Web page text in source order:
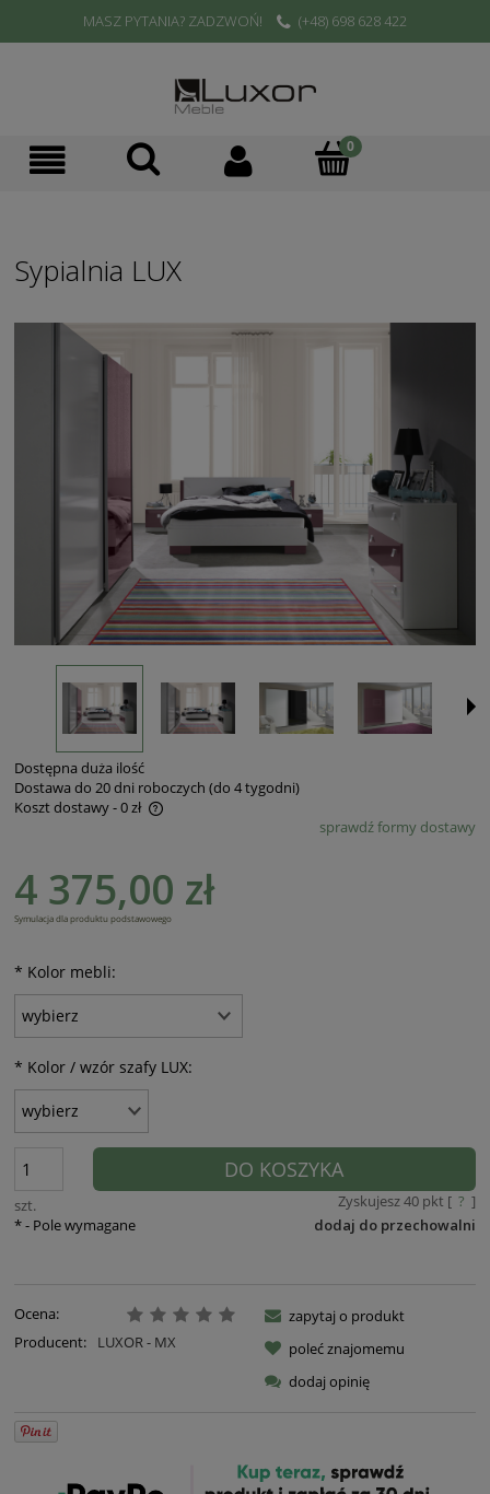
MASZ PYTANIA? ZADZWOŃ! (+48) 698 628 422
Sypialnia LUX
Dostępna duża ilość
Dostawa do 20 dni roboczych (do 4 tygodni)
Koszt dostawy - 0 zł
Cena nie zawiera ewentualnych kosztów płatnościsprawdź formy dostawy
4 375,00 zł
Symulacja dla produktu podstawowego
* Kolor mebli:
* Kolor / wzór szafy LUX:
szt.
DO KOSZYKA
Zyskujesz40pkt [ ? ]
dodaj do przechowalni
*- Pole wymagane
Ocena:
Producent:
LUXOR - MX
zapytaj o produkt
poleć znajomemu
dodaj opinię